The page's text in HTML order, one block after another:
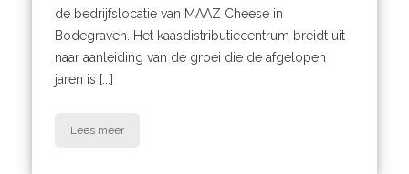
de bedrijfslocatie van MAAZ Cheese in
Bodegraven. Het kaasdistributiecentrum breidt uit
naar aanleiding van de groei die de afgelopen
jaren is [...]
Lees meer